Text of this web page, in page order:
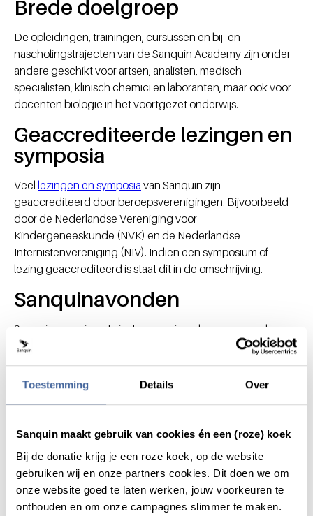
Toestemming Details Over
Sanquin maakt gebruik van cookies én een (roze) koek
Bij de donatie krijg je een roze koek, op de website
gebruiken wij en onze partners cookies. Dit doen we om
onze website goed te laten werken, jouw voorkeuren te
onthouden en om onze campagnes slimmer te maken.
Brede doelgroep
De opleidingen, trainingen, cursussen en bij- en
nascholingstrajecten van de Sanquin Academy zijn onder
andere geschikt voor artsen, analisten, medisch
specialisten, klinisch chemici en laboranten, maar ook voor
docenten biologie in het voortgezet onderwijs.
Geaccrediteerde lezingen en
symposia
Veel lezingen en symposia van Sanquin zijn
geaccrediteerd door beroepsverenigingen. Bijvoorbeeld
door de Nederlandse Vereniging voor
Kindergeneeskunde (NVK) en de Nederlandse
Internistenvereniging (NIV). Indien een symposium of
lezing geaccrediteerd is staat dit in de omschrijving.
Sanquinavonden
Sanquin organiseert vier keer per jaar de zogenaamde
Sanquinavonden
. Het doel van de Sanquinavonden is het
overdragen van actuele ontwikkelingen en kennis op het
gebied van bloedtransfusie-geneeskunde en
immuunhematologie. De avonden zijn bestemd voor
geïnteresseerden in ontwikkelingen in de
De Sanquinavonden vinden vier keer per jaar plaats. De
avond is van 16.00 tot 19.30 uur in het auditorium van
Sanquin te Amsterdam.